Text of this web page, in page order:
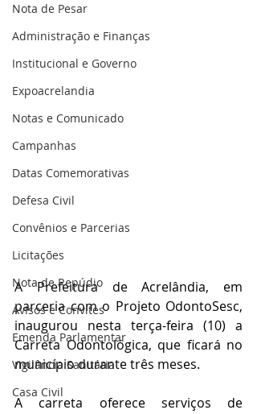
Nota de Pesar
Administração e Finanças
Institucional e Governo
Expoacrelandia
Notas e Comunicado
Campanhas
Datas Comemorativas
Defesa Civil
Convênios e Parcerias
Licitações
Nota de Repúdio
Avisos e Convites
Emenda Parlamentar
Vigilância Sanitária
Casa Civil
A Prefeitura de Acrelândia, em
parceria com o Projeto OdontoSesc,
inaugurou nesta terça-feira (10) a
Carreta Odontológica, que ficará no
município durante três meses.
A carreta oferece serviços de